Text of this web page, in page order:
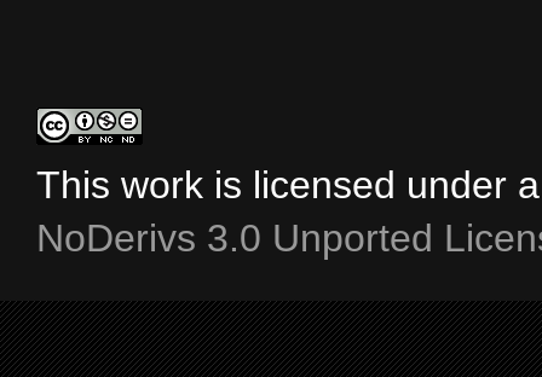
This work is licensed under
NoDerivs 3.0 Unported